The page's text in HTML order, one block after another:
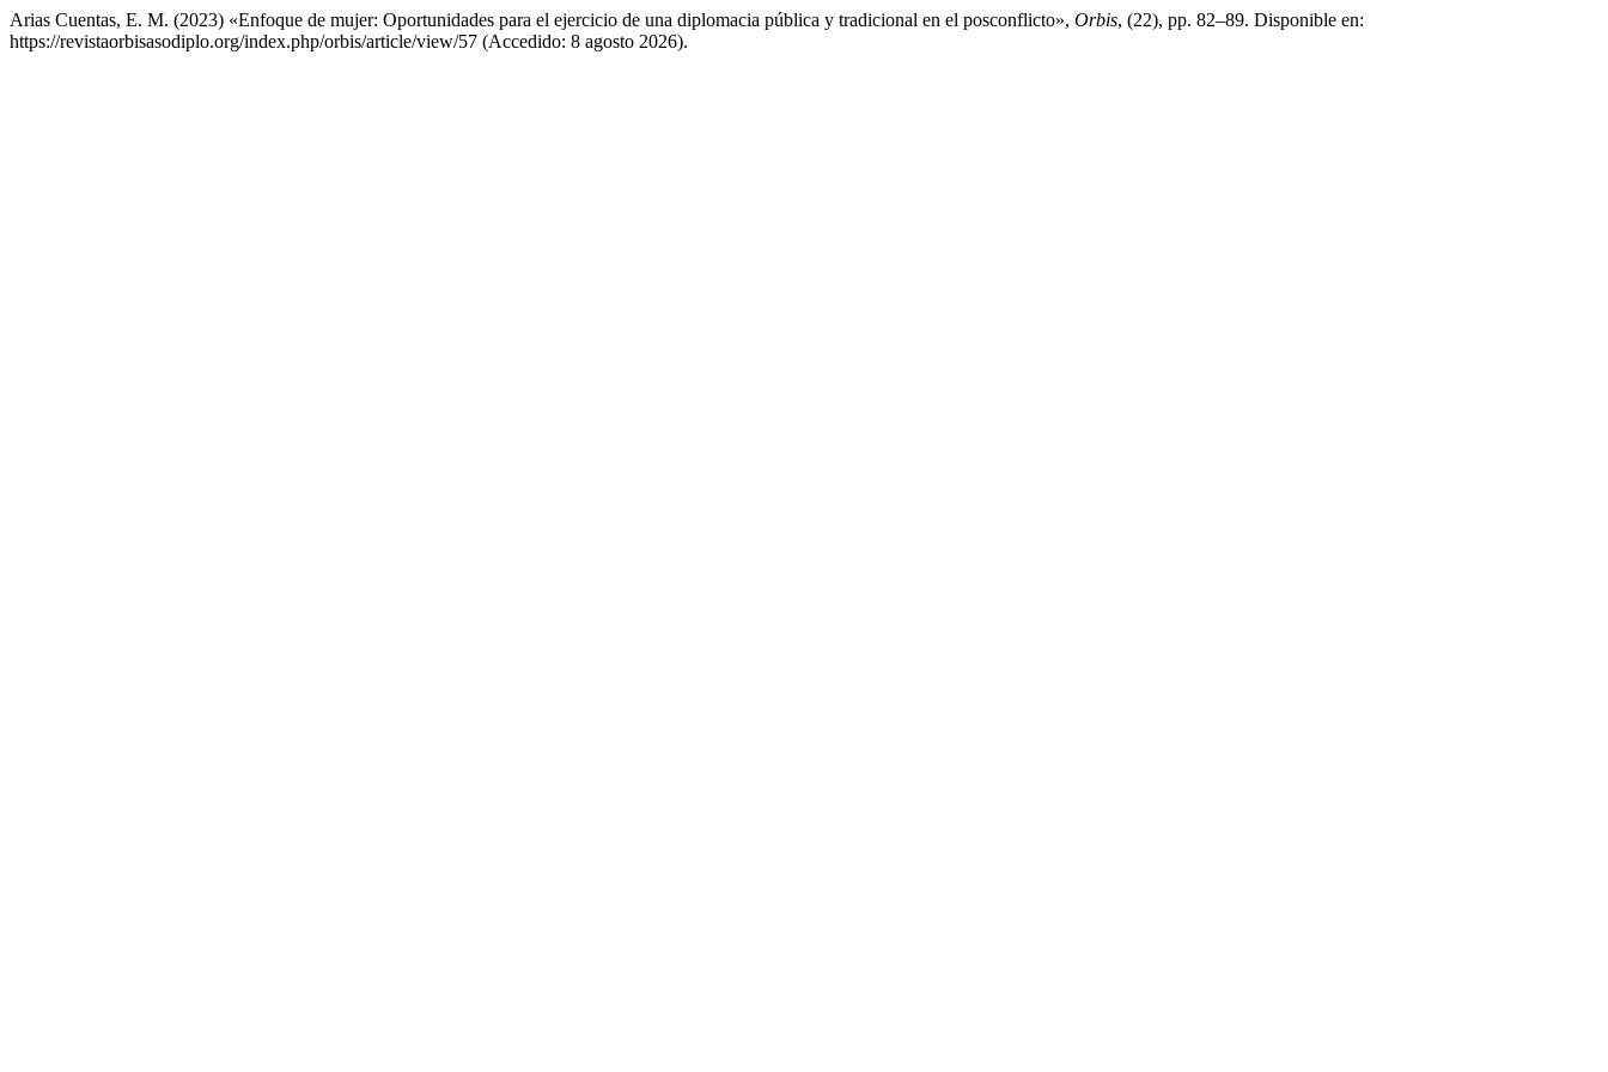
Arias Cuentas, E. M. (2023) «Enfoque de mujer: Oportunidades para el ejercicio de una diplomacia pública y tradicional en el posconflicto», Orbis, (22), pp. 82–89. Disponible en:
https://revistaorbisasodiplo.org/index.php/orbis/article/view/57 (Accedido: 8 agosto 2026).